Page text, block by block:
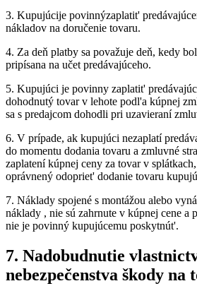
3. Kupujúcije povinnýzaplatit'
nákladov na doručenie tovaru.
4. Za deň platby sa považuje deň, kedy
pripísana na učet predávajúceho.
5. Kupujúci je povinny zaplatit'
dohodnutý tovar v lehote podl'a kúpnej
sa s predajcom dohodli pri uzavieraní
6. V prípade, ak kupujúci nezaplatí
do momentu dodania tovaru a zmluvné
zaplatení kúpnej ceny za tovar v
oprávnený odopriet' dodanie tovaru
7. Náklady spojené s montážou alebo
náklady , nie sú zahrnute v kúpnej cene a
nie je povinný kupujúcemu poskytnút'.
7. Nadobudnutie
nebezpečenstva škody na